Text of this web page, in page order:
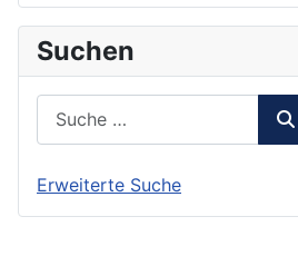
Suchen
Erweiterte Suche